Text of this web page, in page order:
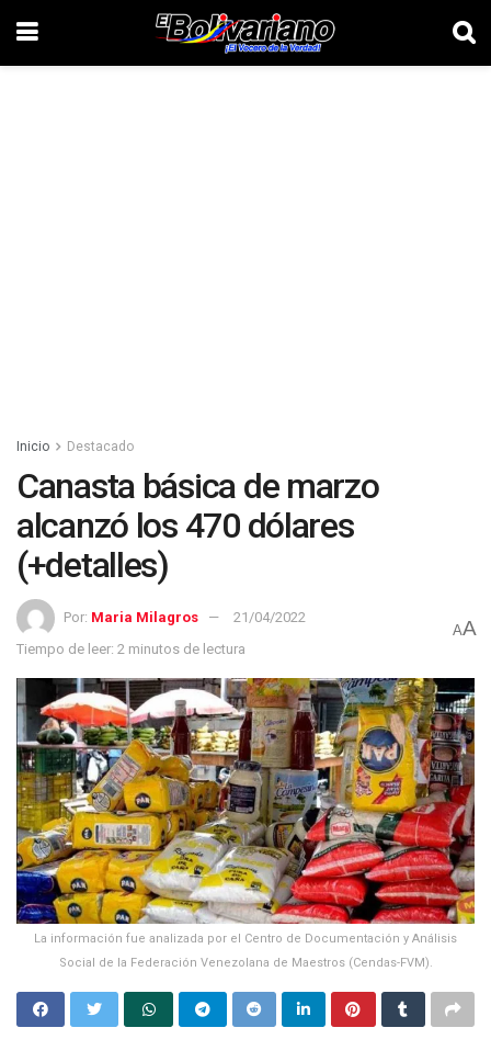
Inicio Destacado
Canasta básica de marzo
alcanzó los 470 dólares
(+detalles)
Por: Maria Milagros
21/04/2022
Tiempo de leer: 2 minutos de lectura
AA
La información fue analizada por el Centro de Documentación y Análisis
Social de la Federación Venezolana de Maestros (Cendas-FVM).